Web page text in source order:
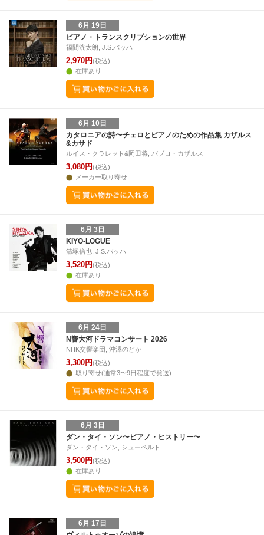
6月 19日
ピアノ・トランスクリプションの世界
福間洸太朗, J.S.バッハ
2,970円(税込)
在庫あり
6月 10日
カタロニアの詩〜チェロとピアノのための作品集 カザルス
&カサド
ルイス・クラレット&岡田将, パブロ・カザルス
3,080円(税込)
メーカー取り寄せ
6月 3日
KIYO-LOGUE
清塚信也, J.S.バッハ
3,520円(税込)
在庫あり
6月 24日
N響大河ドラマコンサート 2026
NHK交響楽団, 沖澤のどか
3,300円(税込)
取り寄せ(通常3〜9日程度で発送)
6月 3日
ダン・タイ・ソン〜ピアノ・ヒストリー〜
ダン・タイ・ソン, シューベルト
3,500円(税込)
在庫あり
6月 17日